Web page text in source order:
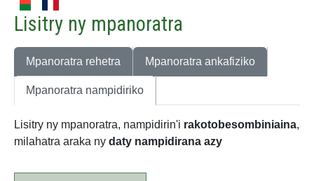
Lisitry ny mpanoratra
Mpanoratra rehetra Mpanoratra ankafiziko
Mpanoratra nampidiriko
Lisitry ny mpanoratra, nampidirin'i rakotobesombiniaina,
milahatra araka ny daty nampidirana azy